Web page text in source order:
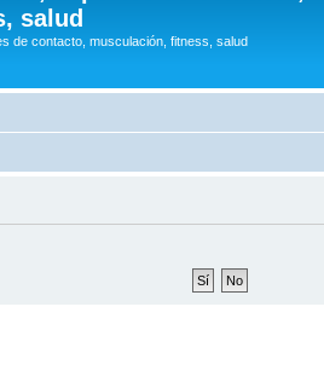
salud
de contacto, musculación, fitness, salud